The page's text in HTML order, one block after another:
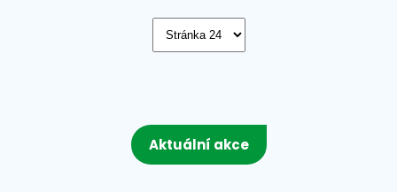
Aktuální akce